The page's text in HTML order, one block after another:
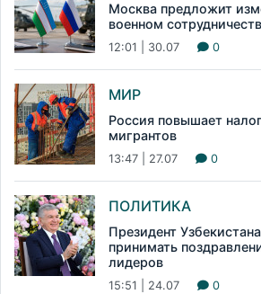
Москва предложит
военном
12:01 | 30.07 0
МИР
Россия повышает
мигрантов
13:47 | 27.07 0
ПОЛИТИКА
Президент
принимать
лидеров
15:51 | 24.07 0